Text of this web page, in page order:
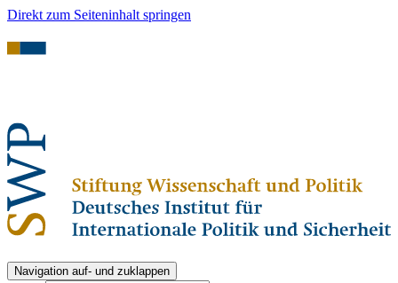
Direkt zum Seiteninhalt springen
Navigation auf- und zuklappen